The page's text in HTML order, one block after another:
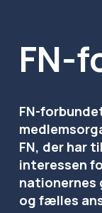
FN-
FN-
FN, der har
interessen
nationernes
og fælles